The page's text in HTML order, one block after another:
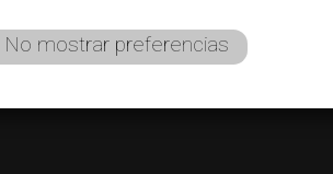
No mostrar preferencias